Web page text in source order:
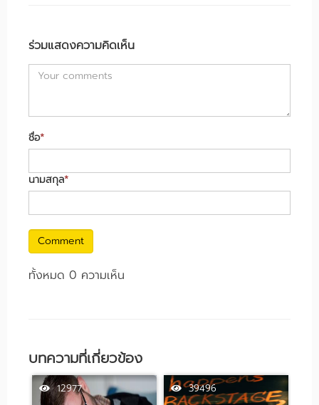
ร่วมแสดงความคิดเห็น
ชื่อ*
นามสกุล*
Comment
ทั้งหมด 0 ความเห็น
บทความที่เกี่ยวข้อง
12977 39496